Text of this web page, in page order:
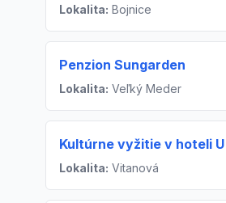
Lokalita: Bojnice
Penzion Sungarden
Lokalita: Veľký Meder
Kultúrne vyžitie v hoteli
Lokalita: Vitanová